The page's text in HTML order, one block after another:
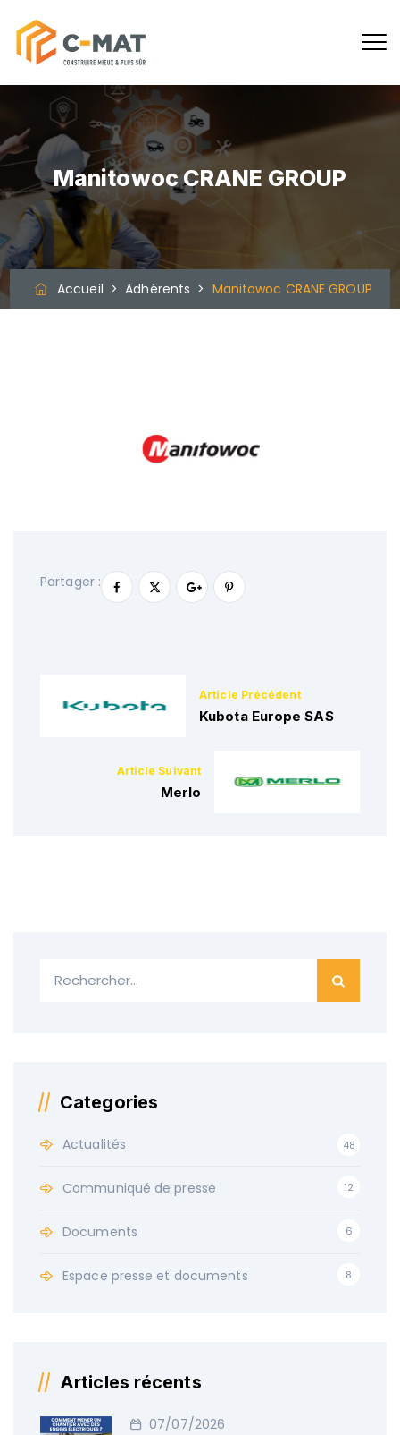
Manitowoc CRANE GROUP
Accueil >Adhérents > Manitowoc CRANE GROUP
Partager :
Kubota Europe SAS
Merlo
Categories
Actualités 48
Communiqué de presse 12
Documents 6
Espace presse et documents 8
Articles récents
07/07/2026